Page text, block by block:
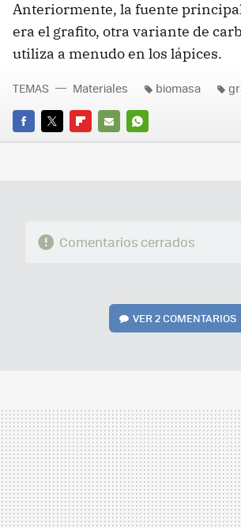
Anteriormente, la fuente
era el grafito, otra variante de
utiliza a menudo en los lápices.
FACEBOOK
TWITTERFLIPBOARD
E-
WHATSAPP
TEMAS Materiales biomasa
Comentarios cerrados
VER2 COMENTARIOS